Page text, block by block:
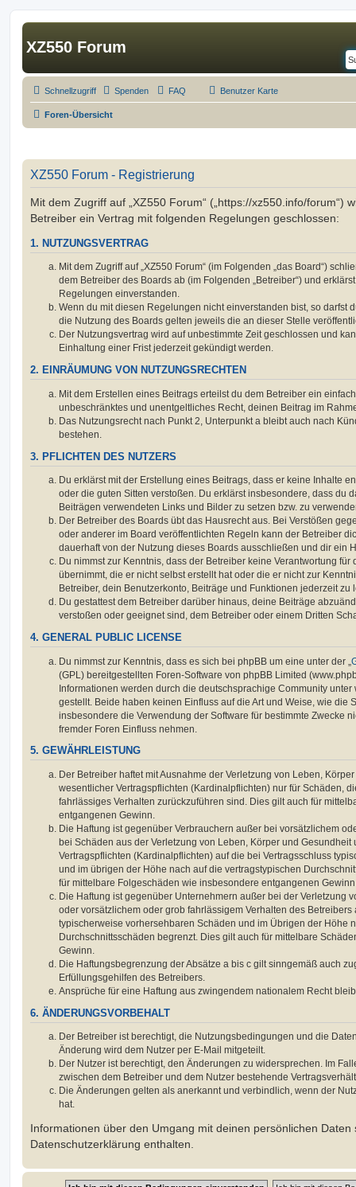
XZ550 Forum
Schnellzugriff Spenden FAQ Benutzer Karte
Foren-Übersicht
XZ550 Forum - Registrierung
Mit dem Zugriff auf „XZ550 Forum“ („https://xz550.info/forum“)
Betreiber ein Vertrag mit folgenden Regelungen geschlossen:
1. NUTZUNGSVERTRAG
Mit dem Zugriff auf „XZ550 Forum“ (im Folgenden „das Board“)
dem Betreiber des Boards ab (im Folgenden „Betreiber“) und
Regelungen einverstanden.
Wenn du mit diesen Regelungen nicht einverstanden bist, so darfst
die Nutzung des Boards gelten jeweils die an dieser Stelle
Der Nutzungsvertrag wird auf unbestimmte Zeit geschlossen und
Einhaltung einer Frist jederzeit gekündigt werden.
2. EINRÄUMUNG VON NUTZUNGSRECHTEN
Mit dem Erstellen eines Beitrags erteilst du dem Betreiber ein
unbeschränktes und unentgeltliches Recht, deinen Beitrag im
Das Nutzungsrecht nach Punkt 2, Unterpunkt a bleibt auch nach
bestehen.
3. PFLICHTEN DES NUTZERS
Du erklärst mit der Erstellung eines Beitrags, dass er keine Inhalte
oder die guten Sitten verstoßen. Du erklärst insbesondere, dass du
Beiträgen verwendeten Links und Bilder zu setzen bzw. zu
Der Betreiber des Boards übt das Hausrecht aus. Bei Verstößen
oder anderer im Board veröffentlichten Regeln kann der Betreiber
dauerhaft von der Nutzung dieses Boards ausschließen und dir ein
Du nimmst zur Kenntnis, dass der Betreiber keine Verantwortung für
übernimmt, die er nicht selbst erstellt hat oder die er nicht zur
Betreiber, dein Benutzerkonto, Beiträge und Funktionen jederzeit zu
Du gestattest dem Betreiber darüber hinaus, deine Beiträge
verstoßen oder geeignet sind, dem Betreiber oder einem Dritten
4. GENERAL PUBLIC LICENSE
Du nimmst zur Kenntnis, dass es sich bei phpBB um eine unter der „
(GPL) bereitgestellten Foren-Software von phpBB Limited
Informationen werden durch die deutschsprachige Community unter
gestellt. Beide haben keinen Einfluss auf die Art und Weise, wie die
insbesondere die Verwendung der Software für bestimmte Zwecke
fremder Foren Einfluss nehmen.
5. GEWÄHRLEISTUNG
Der Betreiber haftet mit Ausnahme der Verletzung von Leben,
wesentlicher Vertragspflichten (Kardinalpflichten) nur für Schäden,
fahrlässiges Verhalten zurückzuführen sind. Dies gilt auch für
entgangenen Gewinn.
Die Haftung ist gegenüber Verbrauchern außer bei vorsätzlichem
bei Schäden aus der Verletzung von Leben, Körper und
Vertragspflichten (Kardinalpflichten) auf die bei Vertragsschluss
und im übrigen der Höhe nach auf die vertragstypischen
für mittelbare Folgeschäden wie insbesondere entgangenen
Die Haftung ist gegenüber Unternehmern außer bei der Verletzung
oder vorsätzlichem oder grob fahrlässigem Verhalten des Betreibers
typischerweise vorhersehbaren Schäden und im Übrigen der Höhe
Durchschnittsschäden begrenzt. Dies gilt auch für mittelbare
Gewinn.
Die Haftungsbegrenzung der Absätze a bis c gilt sinngemäß auch
Erfüllungsgehilfen des Betreibers.
Ansprüche für eine Haftung aus zwingendem nationalem Recht
6. ÄNDERUNGSVORBEHALT
Der Betreiber ist berechtigt, die Nutzungsbedingungen und die
Änderung wird dem Nutzer per E-Mail mitgeteilt.
Der Nutzer ist berechtigt, den Änderungen zu widersprechen. Im
zwischen dem Betreiber und dem Nutzer bestehende
Die Änderungen gelten als anerkannt und verbindlich, wenn der
hat.
Informationen über den Umgang mit deinen persönlichen Daten
Datenschutzerklärung enthalten.